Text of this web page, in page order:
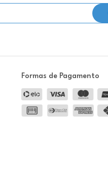
Formas de Pagamento